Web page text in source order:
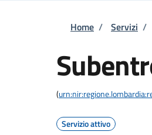
Home / Servizi /
(
Servizio attivo